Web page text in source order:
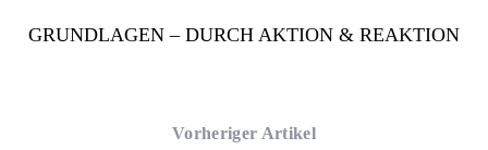
GRUNDLAGEN – DURCH AKTION & REAKTION
Vorheriger Artikel